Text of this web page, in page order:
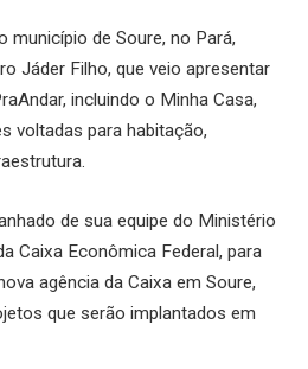
município de Soure, no Pará,
Jáder Filho, que veio apresentar
incluindo o Minha Casa,
voltadas para habitação,
de sua equipe do Ministério
Caixa Econômica Federal, para
agência da Caixa em Soure,
que serão implantados em